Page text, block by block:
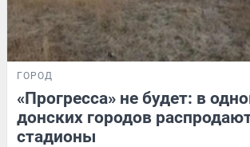
ГОРОД
«Прогресса» не будет: в
донских городов
стадионы